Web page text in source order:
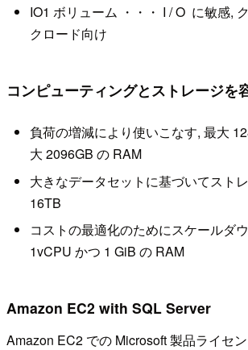
IO1 ボリューム ・・・ I / O に敏感,
クロード向け
コンピューティングとストレージを
負荷の増減により使いこなす, 最大
大 2096GB の RAM
大きなデータセットに基づいてスト
16TB
コストの最適化のためにスケールダ
1vCPU かつ 1 GiB の RAM
Amazon EC2 with SQL Server
Amazon EC2 での Microsoft 製品ライセ